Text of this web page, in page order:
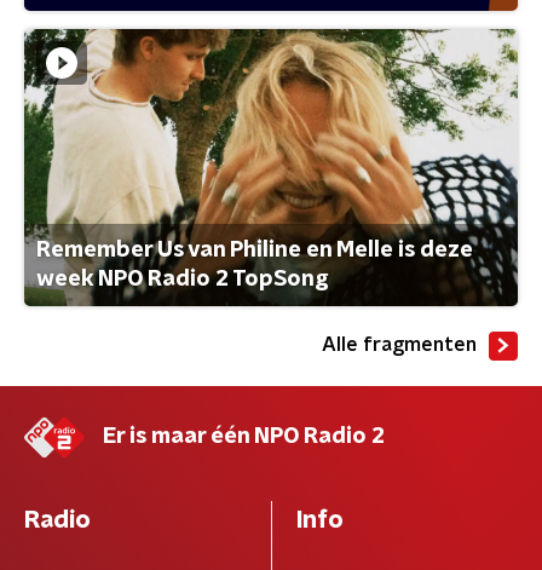
Remember Us van Philine en Melle is deze
week NPO Radio 2 TopSong
Alle fragmenten
Er is maar één NPO Radio 2
Radio Info